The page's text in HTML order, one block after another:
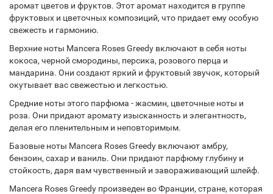
аромат цветов и фруктов. Этот аромат находится в группе
фруктовых и цветочных композиций, что придает ему особую
свежесть и гармонию.
Верхние ноты Mancera Roses Greedy включают в себя ноты
кокоса, черной смородины, персика, розового перца и
мандарина. Они создают яркий и фруктовый звучок, который
окутывает вас свежестью и легкостью.
Средние ноты этого парфюма - жасмин, цветочные ноты и
роза. Они придают аромату изысканность и элегантность,
делая его пленительным и неповторимым.
Базовые ноты Mancera Roses Greedy включают амбру,
бензоин, сахар и ваниль. Они придают парфюму глубину и
стойкость, даря вам чувственный и завораживающий шлейф.
Mancera Roses Greedy произведен во Франции, стране, которая